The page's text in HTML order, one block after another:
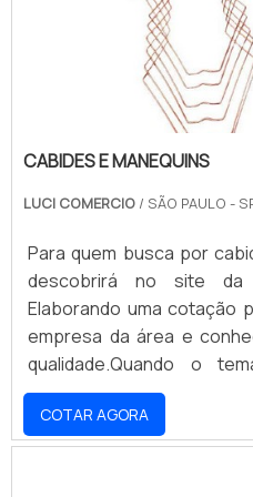
CABIDES E MANEQUINS
LUCI COMERCIO / SÃO PAULO -
Para quem busca por
descobrirá no site da
Elaborando uma cotação
empresa da área e
qualidade.Quando o
manequins, com a
Luci Comércio Poderá
com produtos de ótima
COTAR AGORA